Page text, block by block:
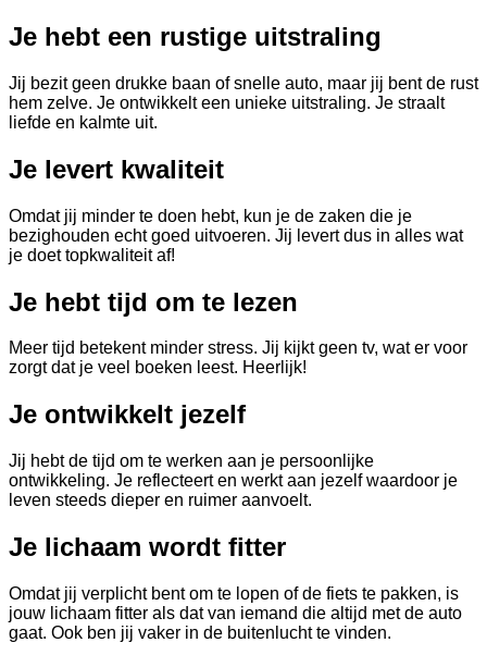
Je hebt een rustige uitstraling
Jij bezit geen drukke baan of snelle auto, maar jij bent de rust
hem zelve. Je ontwikkelt een unieke uitstraling. Je straalt
liefde en kalmte uit.
Je levert kwaliteit
Omdat jij minder te doen hebt, kun je de zaken die je
bezighouden echt goed uitvoeren. Jij levert dus in alles wat
je doet topkwaliteit af!
Je hebt tijd om te lezen
Meer tijd betekent minder stress. Jij kijkt geen tv, wat er voor
zorgt dat je veel boeken leest. Heerlijk!
Je ontwikkelt jezelf
Jij hebt de tijd om te werken aan je persoonlijke
ontwikkeling. Je reflecteert en werkt aan jezelf waardoor je
leven steeds dieper en ruimer aanvoelt.
Je lichaam wordt fitter
Omdat jij verplicht bent om te lopen of de fiets te pakken, is
jouw lichaam fitter als dat van iemand die altijd met de auto
gaat. Ook ben jij vaker in de buitenlucht te vinden.